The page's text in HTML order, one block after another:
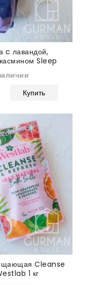
c лавандой,
Sleep
Купить
Cleanse
1 кг